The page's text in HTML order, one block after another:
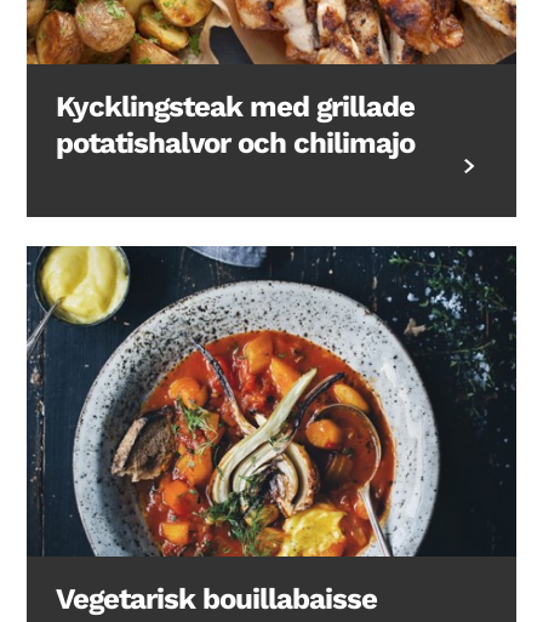
Kycklingsteak med grillade
potatishalvor och chilimajo
Vegetarisk bouillabaisse